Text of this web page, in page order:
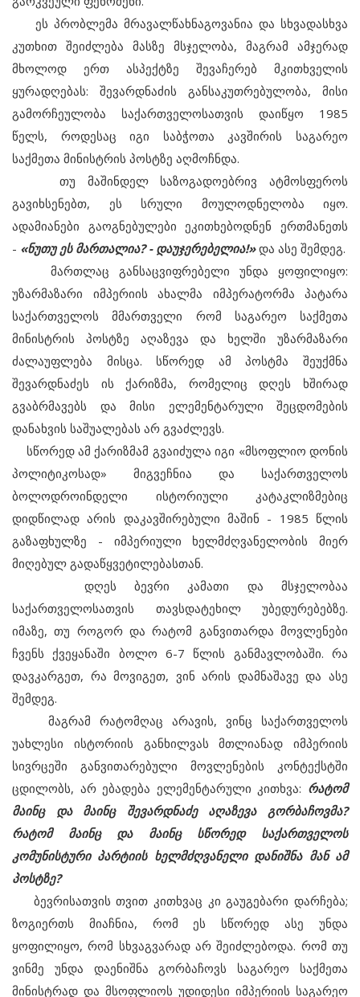
ეს პრობლემა მრავალწახნაგოვანია და სხვადასხვა
კუთხით შეიძლება მასზე მსჯელობა, მაგრამ ამჯერად
მხოლოდ ერთ ასპექტზე შევაჩერებ მკითხველის
ყურადღებას: შევარდნაძის განსაკუთრებულობა, მისი
გამორჩეულობა საქართველოსათვის დაიწყო 1985
წელს, როდესაც იგი საბჭოთა კავშირის საგარეო
საქმეთა მინისტრის პოსტზე აღმოჩნდა.
თუ მაშინდელ საზოგადოებრივ ატმოსფეროს
გავიხსენებთ, ეს სრული მოულოდნელობა იყო.
ადამიანები გაოგნებულები ეკითხებოდნენ ერთმანეთს
- «ნუთუ ეს მართალია? - დაუჯერებელია!»და ასე შემდეგ.
მართლაც განსაცვიფრებელი უნდა ყოფილიყო:
უზარმაზარი იმპერიის ახალმა იმპერატორმა პატარა
საქართველოს მმართველი რომ საგარეო საქმეთა
მინისტრის პოსტზე აღაზევა და ხელში უზარმაზარი
ძალაუფლება მისცა. სწორედ ამ პოსტმა შეუქმნა
შევარდნაძეს ის ქარიზმა, რომელიც დღეს ხშირად
გვაბრმავებს და მისი ელემენტარული შეცდომების
დანახვის საშუალებას არ გვაძლევს.
სწორედ ამ ქარიზმამ გვაიძულა იგი «მსოფლიო დონის
პოლიტიკოსად» მიგვეჩნია და საქართველოს
ბოლოდროინდელი ისტორიული კატაკლიზმებიც
დიდწილად არის დაკავშირებული მაშინ - 1985 წლის
გაზაფხულზე - იმპერიული ხელმძღვანელობის მიერ
მიღებულ გადაწყვეტილებასთან.
დღეს ბევრი კამათი და მსჯელობაა
საქართველოსათვის თავსდატეხილ უბედურებებზე.
იმაზე, თუ როგორ და რატომ განვითარდა მოვლენები
ჩვენს ქვეყანაში ბოლო 6-7 წლის განმავლობაში. რა
დავკარგეთ, რა მოვიგეთ, ვინ არის დამნაშავე და ასე
შემდეგ.
მაგრამ რატომღაც არავის, ვინც საქართველოს
უახლესი ისტორიის განხილვას მთლიანად იმპერიის
სივრცეში განვითარებული მოვლენების კონტექსტში
ცდილობს, არ ებადება ელემენტარული კითხვა: რატომ
მაინც და მაინც შევარდნაძე აღაზევა გორბაჩოვმა?
რატომ მაინც და მაინც სწორედ საქართველოს
კომუნისტური პარტიის ხელმძღვანელი დანიშნა მან ამ
პოსტზე?
ბევრისათვის თვით კითხვაც კი გაუგებარი დარჩება;
ზოგიერთს მიაჩნია, რომ ეს სწორედ ასე უნდა
ყოფილიყო, რომ სხვაგვარად არ შეიძლებოდა. რომ თუ
ვინმე უნდა დაენიშნა გორბაჩოვს საგარეო საქმეთა
მინისტრად და მსოფლიოს უდიდესი იმპერიის საგარეო